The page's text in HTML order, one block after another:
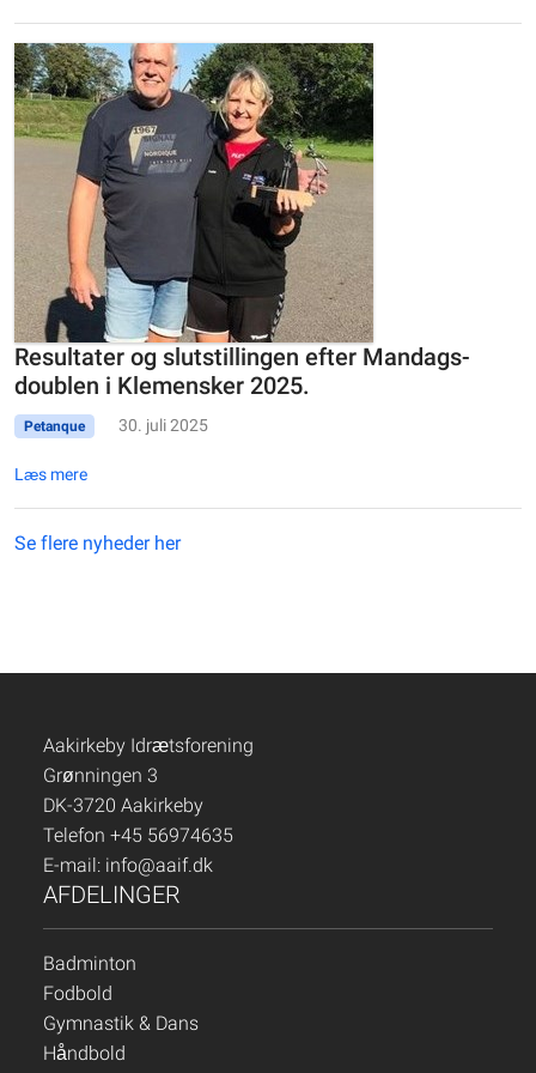
Resultater og slutstillingen efter Mandags-
doublen i Klemensker 2025.
Petanque 30. juli 2025
Læs mere
Se flere nyheder her
Aakirkeby Idrætsforening
Grønningen 3
DK-3720 Aakirkeby
Telefon +45 56974635
E-mail: info@aaif.dk
AFDELINGER
Badminton
Fodbold
Gymnastik & Dans
Håndbold